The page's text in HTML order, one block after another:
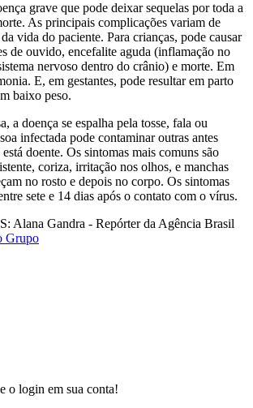
grave que pode deixar sequelas por toda a
As principais complicações variam de
vida do paciente. Para crianças, pode causar
de ouvido, encefalite aguda (inflamação no
nervoso dentro do crânio) e morte. Em
E, em gestantes, pode resultar em parto
baixo peso.
a doença se espalha pela tosse, fala ou
infectada pode contaminar outras antes
doente. Os sintomas mais comuns são
coriza, irritação nos olhos, e manchas
no rosto e depois no corpo. Os sintomas
sete e 14 dias após o contato com o vírus.
Alana Gandra - Repórter da Agência Brasil
o login em sua conta!